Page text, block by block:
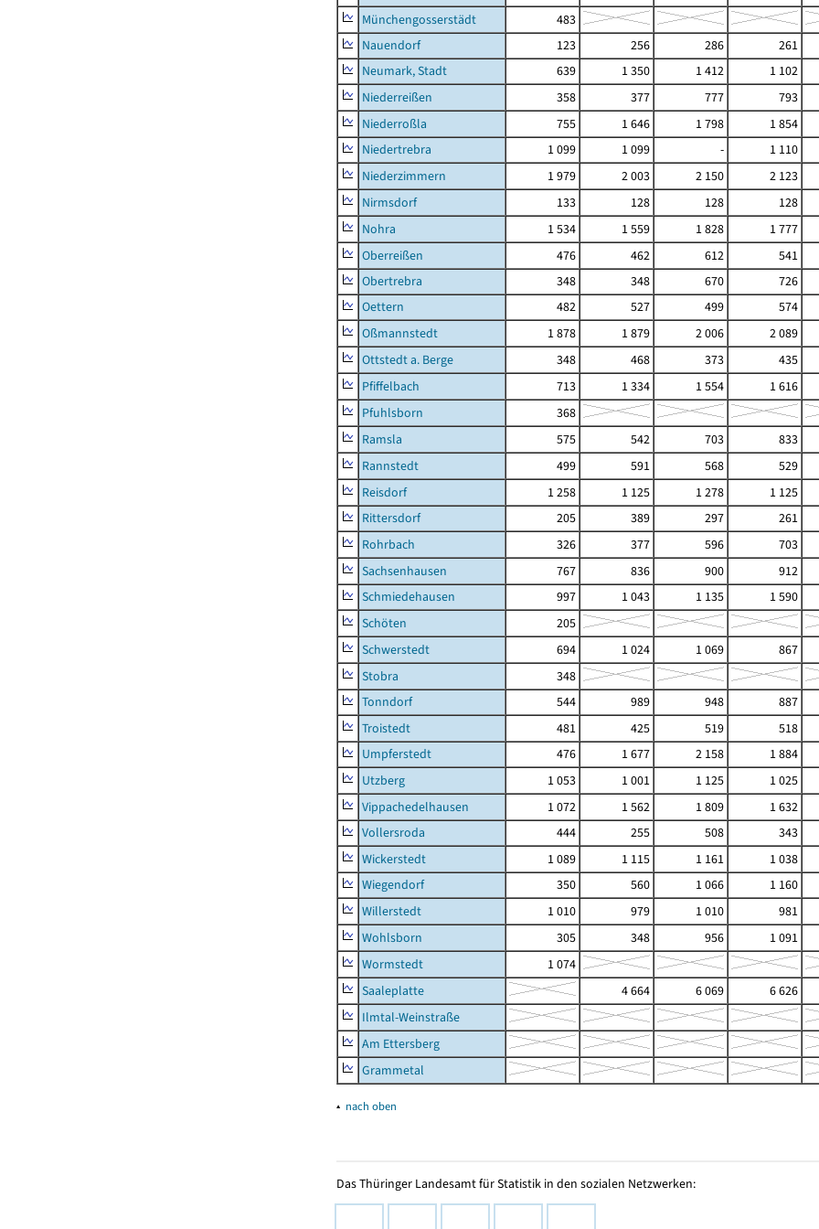
Münchengosserstädt
483
Nauendorf
123 256 286 261
Neumark, Stadt
639 1 350 1 412 1 102
Niederreißen
358 377 777 793
Niederroßla
755 1 646 1 798 1 854
Niedertrebra
1 099 1 099 - 1 110
Niederzimmern
1 979 2 003 2 150 2 123
Nirmsdorf
133 128 128 128
Nohra
1 534 1 559 1 828 1 777
Oberreißen
476 462 612 541
Obertrebra
348 348 670 726
Oettern
482 527 499 574
Oßmannstedt
1 878 1 879 2 006 2 089
Ottstedt a. Berge
348 468 373 435
Pfiffelbach
713 1 334 1 554 1 616
Pfuhlsborn
368
Ramsla
575 542 703 833
Rannstedt
499 591 568 529
Reisdorf
1 258 1 125 1 278 1 125
Rittersdorf
205 389 297 261
Rohrbach
326 377 596 703
Sachsenhausen
767 836 900 912
Schmiedehausen
997 1 043 1 135 1 590
Schöten
205
Schwerstedt
694 1 024 1 069 867
Stobra
348
Tonndorf
544 989 948 887
Troistedt
481 425 519 518
Umpferstedt
476 1 677 2 158 1 884
Utzberg
1 053 1 001 1 125 1 025
Vippachedelhausen
1 072 1 562 1 809 1 632
Vollersroda
444 255 508 343
Wickerstedt
1 089 1 115 1 161 1 038
Wiegendorf
350 560 1 066 1 160
Willerstedt
1 010 979 1 010 981
Wohlsborn
305 348 956 1 091
Wormstedt
1 074
Saaleplatte
4 664 6 069 6 626
Ilmtal-Weinstraße
Am Ettersberg
Grammetal
▴ nach oben
Das Thüringer Landesamt für Statistik in den sozialen Netzwerken: